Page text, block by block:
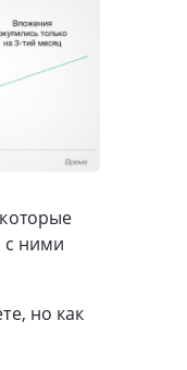
с ними
но как